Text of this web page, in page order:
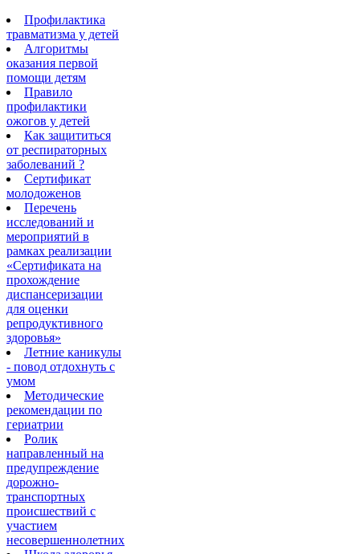
Профилактика
травматизма у детей
Алгоритмы
оказания первой
помощи детям
Правило
профилактики
ожогов у детей
Как защититься
от респираторных
заболеваний ?
Сертификат
молодоженов
Перечень
исследований и
мероприятий в
рамках реализации
«Сертификата на
прохождение
диспансеризации
для оценки
репродуктивного
здоровья»
Летние каникулы
- повод отдохнуть с
умом
Методические
рекомендации по
гериатрии
Ролик
направленный на
предупреждение
дорожно-
транспортных
происшествий с
участием
несовершеннолетних